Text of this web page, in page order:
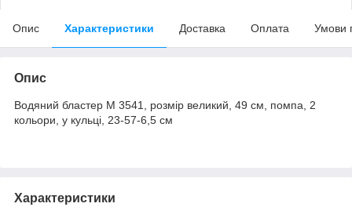
Опис Характеристики Доставка Оплата Умови
Опис
Водяний бластер M 3541, розмір великий, 49 см, помпа, 2
кольори, у кульці, 23-57-6,5 см
Характеристики